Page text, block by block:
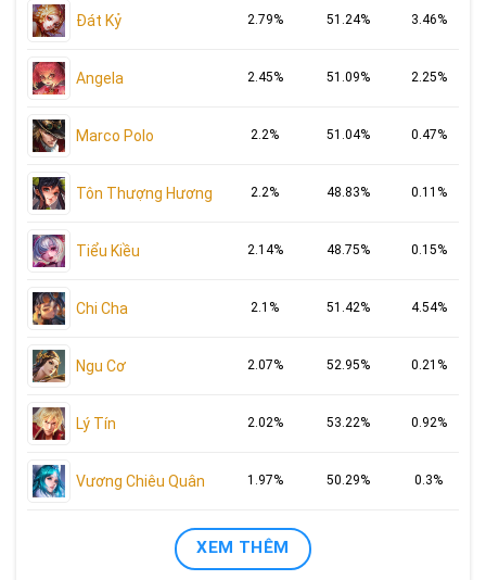
Đát Kỷ 2.79% 51.24% 3.46%
Angela 2.45% 51.09% 2.25%
Marco Polo 2.2% 51.04% 0.47%
Tôn Thượng Hương 2.2% 48.83% 0.11%
Tiểu Kiều 2.14% 48.75% 0.15%
Chi Cha 2.1% 51.42% 4.54%
Ngu Cơ 2.07% 52.95% 0.21%
Lý Tín 2.02% 53.22% 0.92%
Vương Chiêu Quân 1.97% 50.29% 0.3%
XEM THÊM